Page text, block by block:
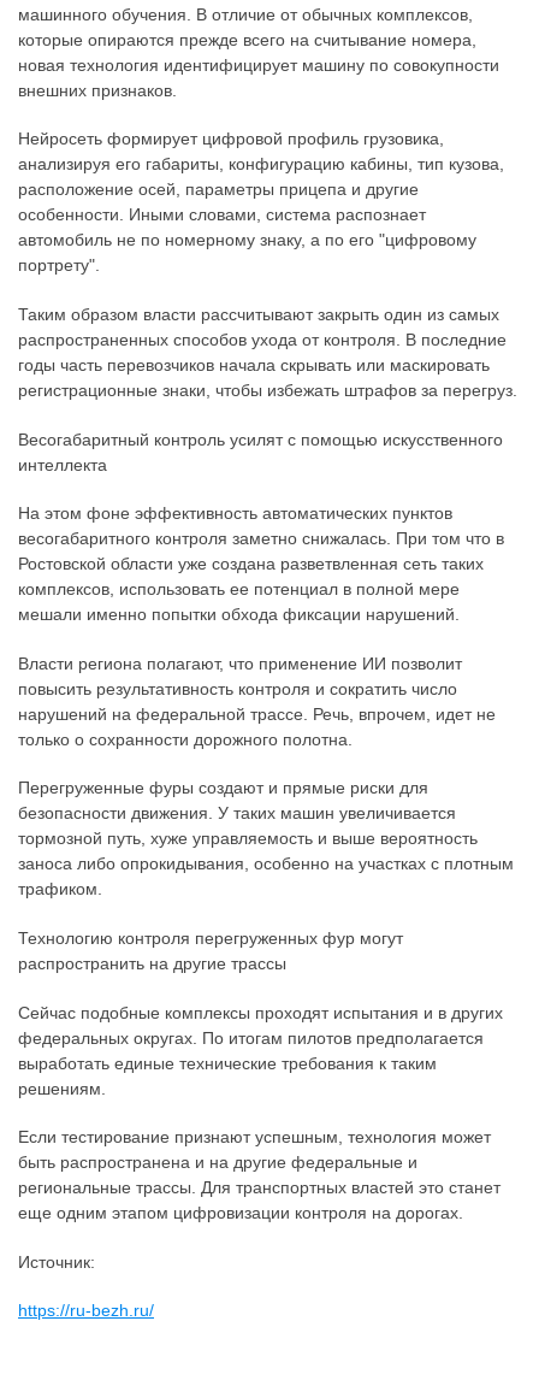
машинного обучения. В отличие от обычных комплексов,
которые опираются прежде всего на считывание номера,
новая технология идентифицирует машину по совокупности
внешних признаков.
Нейросеть формирует цифровой профиль грузовика,
анализируя его габариты, конфигурацию кабины, тип кузова,
расположение осей, параметры прицепа и другие
особенности. Иными словами, система распознает
автомобиль не по номерному знаку, а по его "цифровому
портрету".
Таким образом власти рассчитывают закрыть один из самых
распространенных способов ухода от контроля. В последние
годы часть перевозчиков начала скрывать или маскировать
регистрационные знаки, чтобы избежать штрафов за перегруз.
Весогабаритный контроль усилят с помощью искусственного
интеллекта
На этом фоне эффективность автоматических пунктов
весогабаритного контроля заметно снижалась. При том что в
Ростовской области уже создана разветвленная сеть таких
комплексов, использовать ее потенциал в полной мере
мешали именно попытки обхода фиксации нарушений.
Власти региона полагают, что применение ИИ позволит
повысить результативность контроля и сократить число
нарушений на федеральной трассе. Речь, впрочем, идет не
только о сохранности дорожного полотна.
Перегруженные фуры создают и прямые риски для
безопасности движения. У таких машин увеличивается
тормозной путь, хуже управляемость и выше вероятность
заноса либо опрокидывания, особенно на участках с плотным
трафиком.
Технологию контроля перегруженных фур могут
распространить на другие трассы
Сейчас подобные комплексы проходят испытания и в других
федеральных округах. По итогам пилотов предполагается
выработать единые технические требования к таким
решениям.
Если тестирование признают успешным, технология может
быть распространена и на другие федеральные и
региональные трассы. Для транспортных властей это станет
еще одним этапом цифровизации контроля на дорогах.
Источник:
https://ru-bezh.ru/